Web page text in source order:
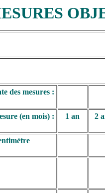
des mesures :
(en mois) : 1 an 2